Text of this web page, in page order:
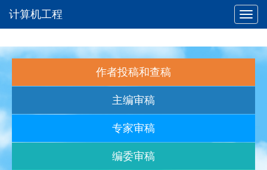
计算机工程
作者投稿和查稿
主编审稿
专家审稿
编委审稿